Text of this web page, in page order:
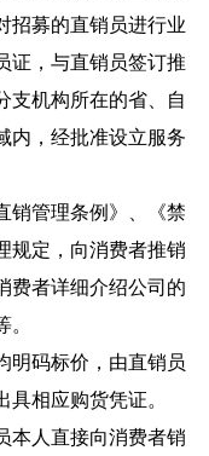
招募的直销员进行业
证，与直销员签订推
支机构所在的省、自
内，经批准设立服务
销管理条例》、《禁
规定，向消费者推销
费者详细介绍公司的
明码标价，由直销员
相应购货凭证。
本人直接向消费者销